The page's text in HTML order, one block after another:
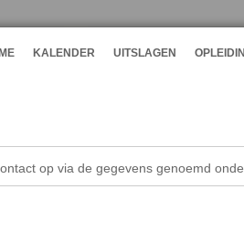
KALENDER UITSLAGEN
op via de gegevens genoemd